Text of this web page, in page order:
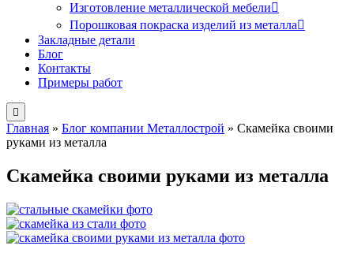
Изготовление металлической мебели
Порошковая покраска изделий из металла
Закладные детали
Блог
Контакты
Примеры работ
Главная » Блог компании Металлострой » Скамейка своими
руками из металла
Скамейка своими руками из металла